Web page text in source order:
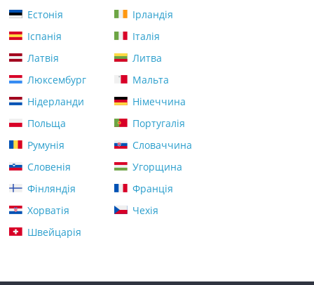
Естонія
Ірландія
Іспанія
Італія
Латвія
Литва
Люксембург
Мальта
Нідерланди
Німеччина
Польща
Португалія
Румунія
Словаччина
Словенія
Угорщина
Фінляндія
Франція
Хорватія
Чехія
Швейцарія